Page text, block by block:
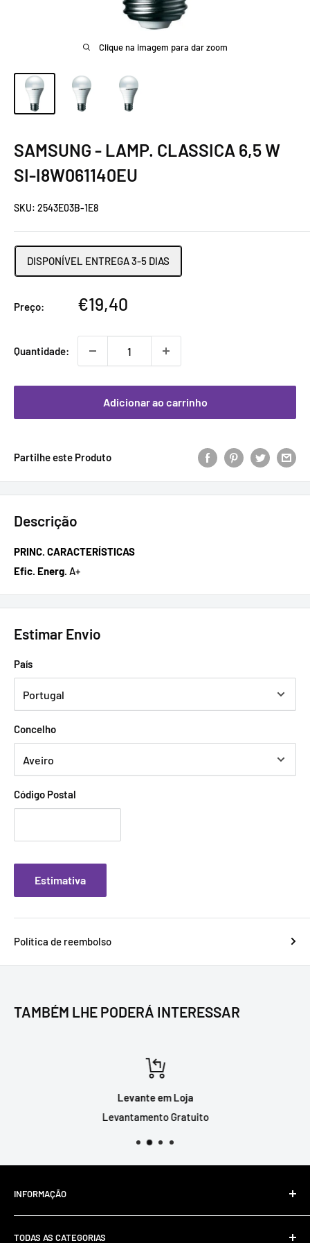
Clique na imagem para dar zoom
SAMSUNG - LAMP. CLASSICA 6,5 W
SI-I8W061140EU
SKU: 2543E03B-1E8
DISPONÍVEL ENTREGA 3-5 DIAS
Preço:
Preço
€19,40
Quantidade:
Adicionar ao carrinho
Partilhe este Produto
Descrição
PRINC. CARACTERÍSTICAS
Efic. Energ. A+
Estimar Envio
País
Concelho
Código Postal
Estimativa
Política de reembolso
TAMBÉM LHE PODERÁ INTERESSAR
Levante em Loja
Levantamento Gratuito
INFORMAÇÃO
Livro de Reclamações Online
TODAS AS CATEGORIAS